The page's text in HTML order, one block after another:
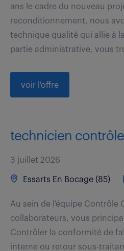
ans le cadre du nouveau
reconditionnement, nous
technique qualité qui allie à
partie administrative, vous
voir l'offre
technicien
3 juillet 2026
Essarts En Bocage (85)
Au sein de l'équipe Contrôle
collaborateurs, vous
Contrôler la conformité de
interne ou retour sous-